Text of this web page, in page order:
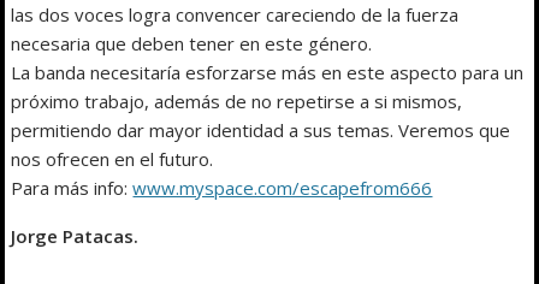
las dos voces logra convencer careciendo de la fuerza
necesaria que deben tener en este género.
La banda necesitaría esforzarse más en este aspecto para un
próximo trabajo, además de no repetirse a si mismos,
permitiendo dar mayor identidad a sus temas. Veremos que
nos ofrecen en el futuro.
Para más info:www.myspace.com/escapefrom666
Jorge Patacas.